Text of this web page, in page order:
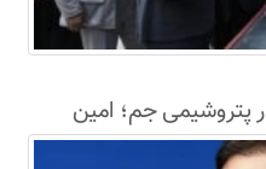
پتروشیمی جم؛ امین
و امور بین‌الملل شد